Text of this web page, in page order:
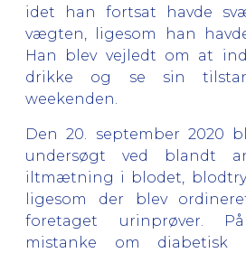
idet han fortsat havde
vægten, ligesom han
Han blev vejledt om at
drikke og se sin
weekenden.
Den 20. september 2020
undersøgt ved blandt
iltmætning i blodet,
ligesom der blev
foretaget urinprøver.
mistanke om diabetisk